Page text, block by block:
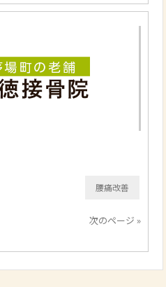
腰痛改善
次のページ »